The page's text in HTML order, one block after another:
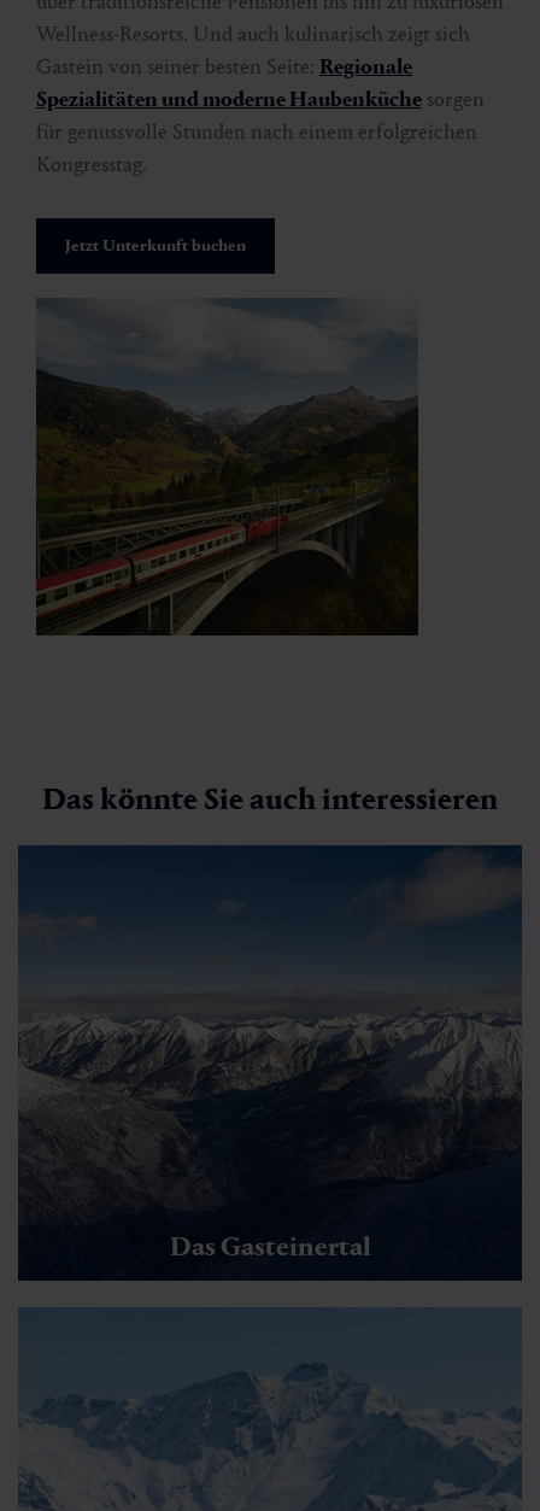
Wellness-Resorts. Und auch kulinarisch zeigt sich
Gastein von seiner besten Seite: Regionale
Spezialitäten und moderne Haubenküche sorgen
für genussvolle Stunden nach einem erfolgreichen
Kongresstag.
Jetzt Unterkunft buchen
Das könnte Sie auch interessieren
Das Gasteinertal